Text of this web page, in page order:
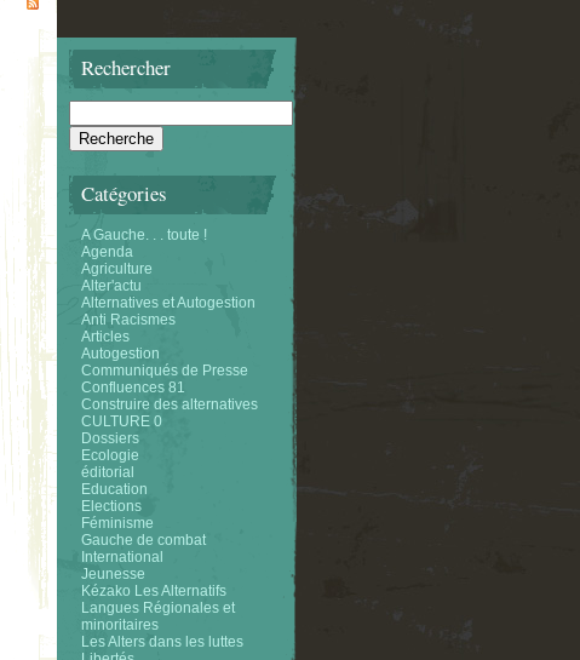
Rechercher
Catégories
A Gauche. . . toute !
Agenda
Agriculture
Alter'actu
Alternatives et Autogestion
Anti Racismes
Articles
Autogestion
Communiqués de Presse
Confluences 81
Construire des alternatives
CULTURE 0
Dossiers
Ecologie
éditorial
Education
Elections
Féminisme
Gauche de combat
International
Jeunesse
Kézako Les Alternatifs
Langues Régionales et
minoritaires
Les Alters dans les luttes